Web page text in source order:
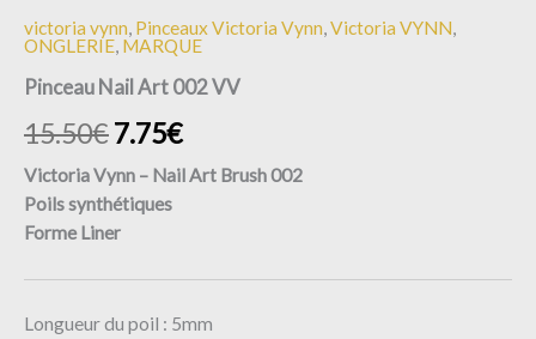
victoria vynn Pinceaux Victoria Vynn Victoria VYNN
ONGLERIE MARQUE
Pinceau Nail Art 002 VV
15.50€7.75€
Victoria Vynn – Nail Art Brush 002
Poils synthétiques
Forme Liner
Longueur du poil : 5mm